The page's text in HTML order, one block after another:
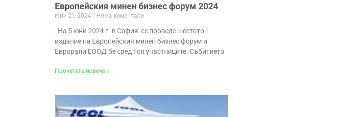
Европейския минен бизнес форум 2024
юни 21, 2024 Няма коментари
На 5 юни 2024 г. в София се проведе шестото
издание на Европейския минен бизнес форум и
Еврорали ЕООД бе сред топ участниците. Събитието
Прочетете повече »